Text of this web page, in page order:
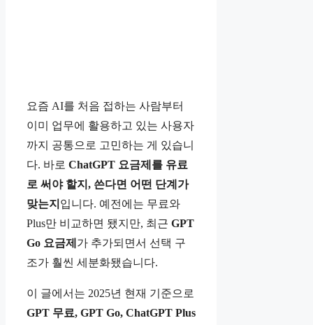
요즘 AI를 처음 접하는 사람부터
이미 업무에 활용하고 있는 사용자
까지 공통으로 고민하는 게 있습니
다. 바로 ChatGPT 요금제를 유료
로 써야 할지, 쓴다면 어떤 단계가
맞는지 입니다. 예전에는 무료와
Plus만 비교하면 됐지만, 최근 GPT
Go 요금제 가 추가되면서 선택 구
조가 훨씬 세분화됐습니다.
이 글에서는 2025년 현재 기준으로
GPT 무료, GPT Go, ChatGPT Plus